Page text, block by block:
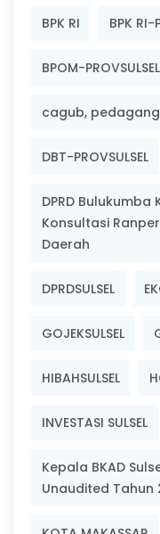
BPK RI BPK RI-
BPOM-PROVSULSEL
cagub, pedagang
DBT-PROVSULSEL
DPRD Bulukumba
Konsultasi
Daerah
DPRDSULSEL
GOJEKSULSEL
HIBAHSULSEL
INVESTASI SULSEL
Kepala BKAD
Unaudited Tahun